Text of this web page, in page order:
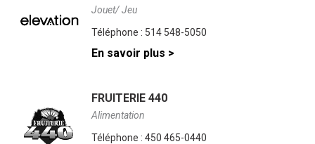
Jouet/ Jeu
Téléphone : 514 548-5050
En savoir plus >
FRUITERIE 440
Alimentation
Téléphone : 450 465-0440